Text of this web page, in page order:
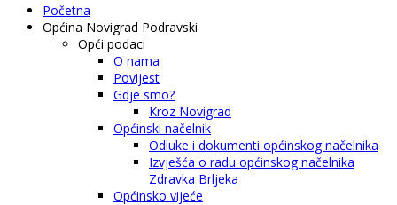
Početna
Općina Novigrad Podravski
Opći podaci
O nama
Povijest
Gdje smo?
Kroz Novigrad
Općinski načelnik
Odluke i dokumenti općinskog načelnika
Izvješća o radu općinskog načelnika
Zdravka Brljeka
Općinsko vijeće